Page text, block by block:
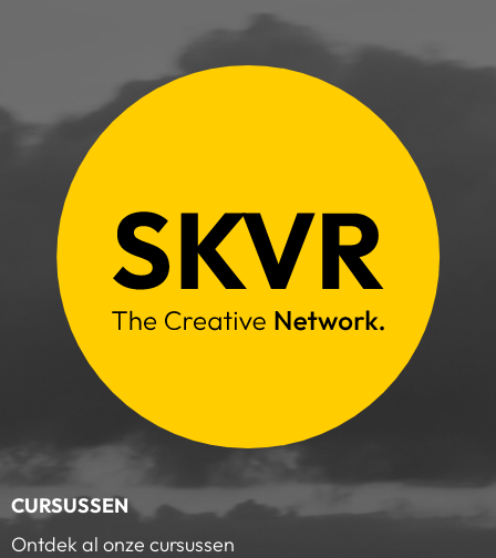
CURSUSSEN
Ontdek al onze cursussen